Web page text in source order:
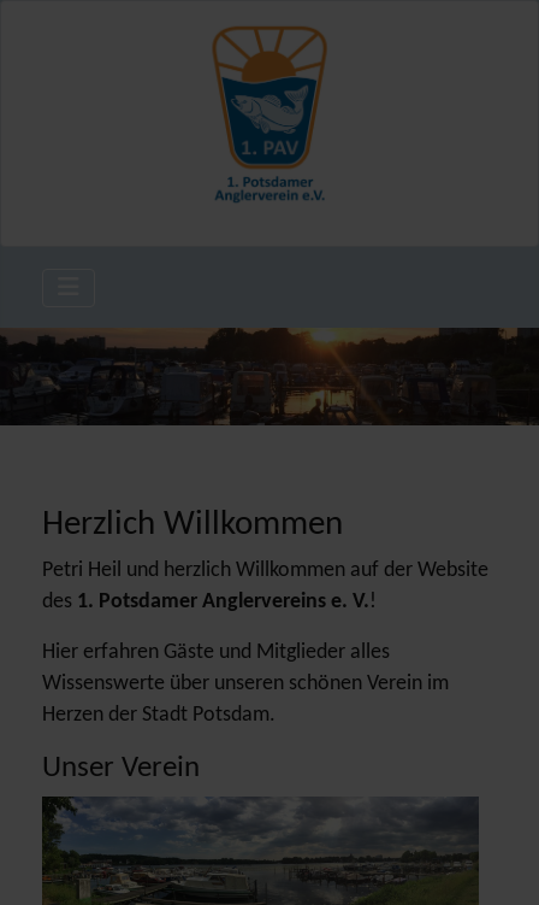
Herzlich Willkommen
Petri Heil und herzlich Willkommen auf der Website
des 1. Potsdamer Anglervereins e. V.!
Hier erfahren Gäste und Mitglieder alles
Wissenswerte über unseren schönen Verein im
Herzen der Stadt Potsdam.
Unser Verein